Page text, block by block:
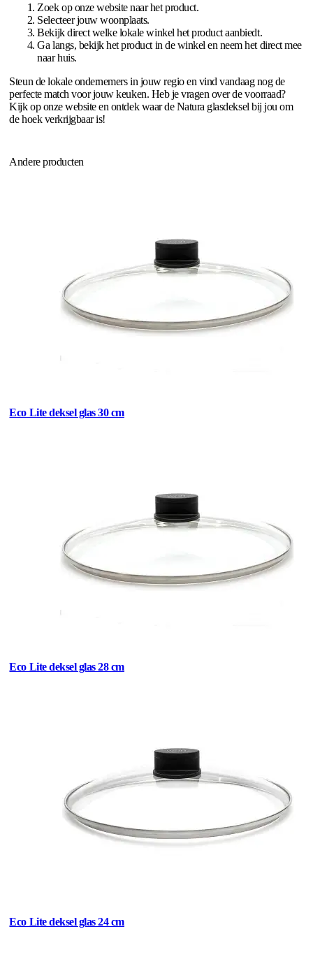
Zoek op onze website naar het product.
Selecteer jouw woonplaats.
Bekijk direct welke lokale winkel het product aanbiedt.
Ga langs, bekijk het product in de winkel en neem het direct mee
naar huis.
Steun de lokale ondernemers in jouw regio en vind vandaag nog de
perfecte match voor jouw keuken. Heb je vragen over de voorraad?
Kijk op onze website en ontdek waar de Natura glasdeksel bij jou om
de hoek verkrijgbaar is!
Andere producten
Eco Lite deksel glas 30 cm
Eco Lite deksel glas 28 cm
Eco Lite deksel glas 24 cm